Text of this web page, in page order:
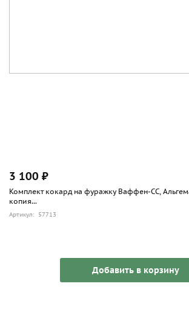
3 100 ₽
Комплект кокард на фуражку Ваффен-СС,
копия...
Артикул: 57713
Добавить в корзину